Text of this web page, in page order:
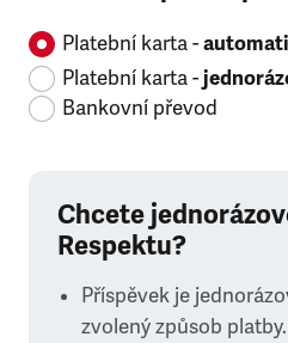
Platební karta -
Platební karta -
Bankovní převod
Chcete
Respektu?
Příspěvek je
zvolený způsob platby.